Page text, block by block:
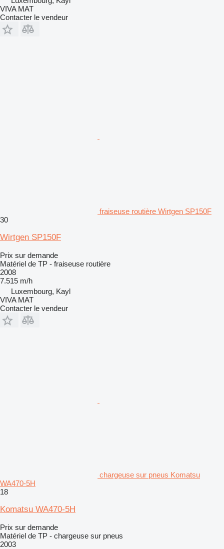
VIVA MAT
Contacter le vendeur
fraiseuse routière Wirtgen SP150F
30
Wirtgen SP150F
Prix sur demande
Matériel de TP - fraiseuse routière
2008
7.515 m/h
Luxembourg, Kayl
VIVA MAT
Contacter le vendeur
chargeuse sur pneus Komatsu
WA470-5H
18
Komatsu WA470-5H
Prix sur demande
Matériel de TP - chargeuse sur pneus
2003